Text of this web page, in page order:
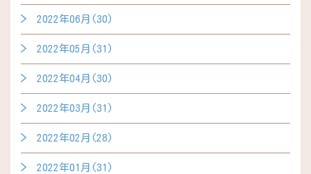
2022年06月(30)
2022年05月(31)
2022年04月(30)
2022年03月(31)
2022年02月(28)
2022年01月(31)